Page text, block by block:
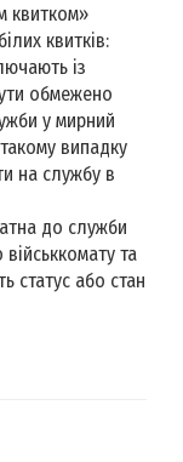
квитком»
квитків:
із
обмежено
у мирний
випадку
на службу в
до служби
та
статус або стан